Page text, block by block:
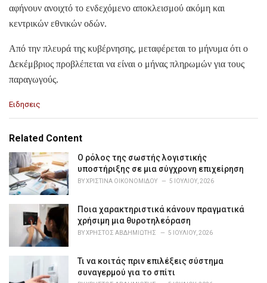
αφήνουν ανοιχτό το ενδεχόμενο αποκλεισμού ακόμη και
κεντρικών εθνικών οδών.
Από την πλευρά της κυβέρνησης, μεταφέρεται το μήνυμα ότι ο
Δεκέμβριος προβλέπεται να είναι ο μήνας πληρωμών για τους
παραγωγούς.
C
e
o
r
e
Ειδησεις
Related Content
Ο ρόλος της σωστής λογιστικής
υποστήριξης σε μια σύγχρονη επιχείρηση
BYΧΡΙΣΤΊΝΑ ΟΙΚΟΝΟΜΊΔΟΥ 5 ΙΟΥΛΊΟΥ, 2026
Ποια χαρακτηριστικά κάνουν πραγματικά
χρήσιμη μια θυροτηλεόραση
BYΧΡΉΣΤΟΣ ΑΒΔΗΜΙΏΤΗΣ 5 ΙΟΥΛΊΟΥ, 2026
Τι να κοιτάς πριν επιλέξεις σύστημα
συναγερμού για το σπίτι